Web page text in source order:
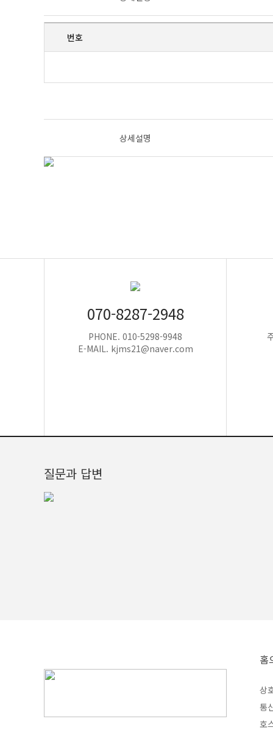
번호
상세설명
070-8287-2948
PHONE. 010-5298-9948
E-MAIL. kjms21@naver.com
질문과 답변
홈
상
통
호